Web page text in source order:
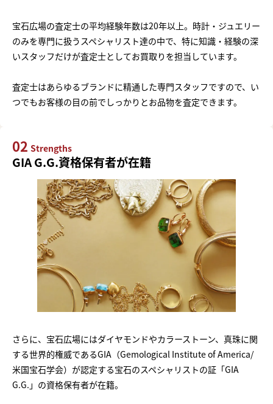
宝石広場の査定士の平均経験年数は20年以上。時計・ジュエリー
のみを専門に扱うスペシャリスト達の中で、特に知識・経験の深
いスタッフだけが査定士としてお買取りを担当しています。
査定士はあらゆるブランドに精通した専門スタッフですので、い
つでもお客様の目の前でしっかりとお品物を査定できます。
02 Strengths
GIA G.G.資格保有者が在籍
さらに、宝石広場にはダイヤモンドやカラーストーン、真珠に関
する世界的権威であるGIA（Gemological Institute of America/
米国宝石学会）が認定する宝石のスペシャリストの証「GIA
G.G.」の資格保有者が在籍。